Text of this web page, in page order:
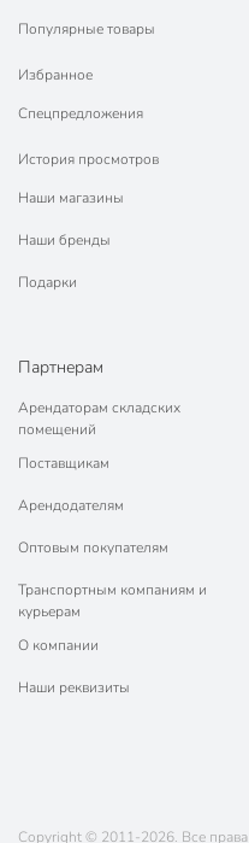
Популярные товары
Избранное
Спецпредложения
История просмотров
Наши магазины
Наши бренды
Подарки
Партнерам
Арендаторам складских
помещений
Поставщикам
Арендодателям
Оптовым покупателям
Транспортным компаниям и
курьерам
О компании
Наши реквизиты
Copyright © 2011-2026. Все права